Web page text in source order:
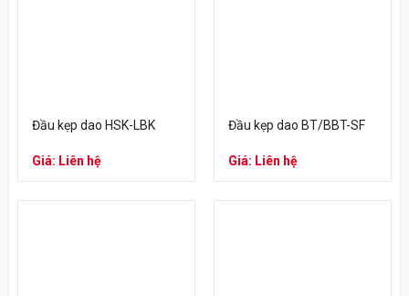
Đầu kẹp dao HSK-LBK
Giá: Liên hệ
Đầu kẹp dao BT/BBT-SF
Giá: Liên hệ